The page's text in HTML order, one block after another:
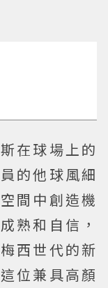
在球場上的
的他球風細
間中創造機
熟和自信，
西世代的新
位兼具高顏